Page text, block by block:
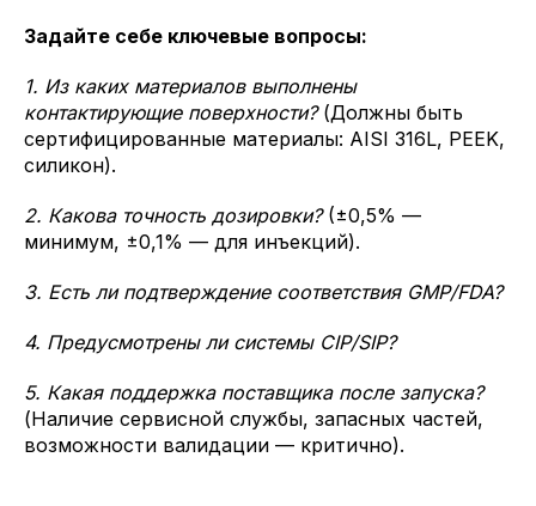
Задайте себе ключевые вопросы:
1. Из каких материалов выполнены
контактирующие поверхности?(Должны быть
сертифицированные материалы: AISI 316L, PEEK,
силикон).
2. Какова точность дозировки?(±0,5% —
минимум, ±0,1% — для инъекций).
3. Есть ли подтверждение соответствия GMP/FDA?
4. Предусмотрены ли системы CIP/SIP?
5. Какая поддержка поставщика после запуска?
(Наличие сервисной службы, запасных частей,
возможности валидации — критично).